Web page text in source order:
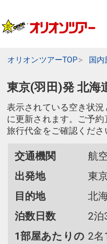
オリオンツアーTOP 国
東京(羽田)発 北海
表示されている空き状
に更新されます。ご予
旅行代金をご確認くださ
交通機関
航
出発地
東
目的地
北
泊数日数
2泊
1部屋あたりの 2名